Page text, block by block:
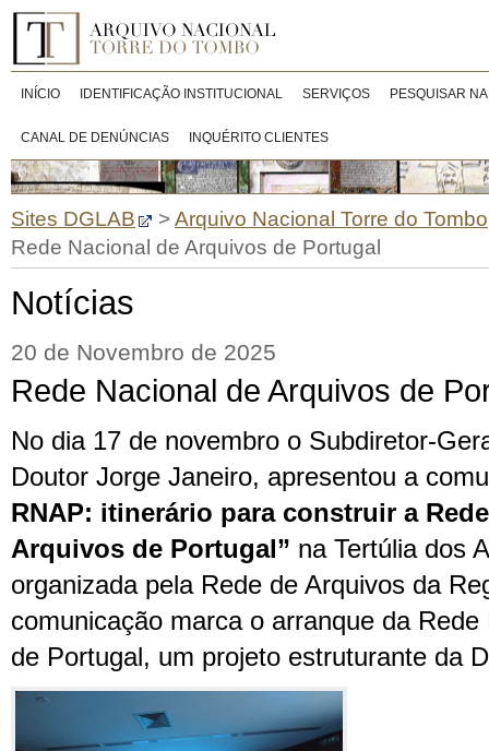
INÍCIO IDENTIFICAÇÃO INSTITUCIONAL SERVIÇOS PESQUISAR
CANAL DE DENÚNCIAS INQUÉRITO CLIENTES
Sites DGLAB >Arquivo Nacional Torre do Tombo
Rede Nacional de Arquivos de Portugal
Notícias
20 de Novembro de 2025
Rede Nacional de Arquivos de
No dia 17 de novembro o Subdiretor-
Doutor Jorge Janeiro, apresentou a
RNAP: itinerário para construir a
Arquivos de Portugal” na Tertúlia dos
organizada pela Rede de Arquivos da
comunicação marca o arranque da
de Portugal, um projeto estruturante da